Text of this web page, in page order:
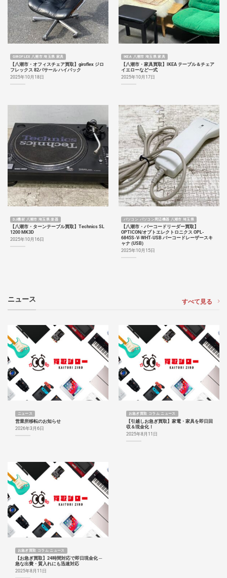
GIROFLEX 八潮市 埼玉県 家具
【八潮市・オフィスチェア買取】giroflex ジロ
フレックス 82パサール ハイバック
2025年10月18日
IKEA 八潮市 埼玉県 家具
【八潮市・家具買取】IKEA テーブル＆チェア
イエローなど一式
2025年10月17日
DJ機材 八潮市 埼玉県 楽器
【八潮市・ターンテーブル買取】Technics SL
1200 MK3D
2025年10月16日
パソコン パソコン周辺機器 八潮市 埼玉県
【八潮市・バーコードリーダー買取】
OPTICON/オプトエレクトロニクス OPL-
6845S-V-WHT-USB バーコードレーザースキ
ャナ (USB)
2025年10月15日
ニュース すべて見る
ニュース
営業所移転のお知らせ
2026年3月6日
お急ぎ買取 コラム ニュース
【引越しお急ぎ買取】家電・家具を即日回
収＆現金化！
2025年8月11日
お急ぎ買取 コラム ニュース
【お急ぎ買取】24時間対応で即日現金化 ─
急な出費・質入れにも迅速対応
2025年8月11日